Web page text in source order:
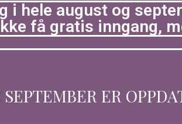
i hele august og
få gratis inngang,
ER